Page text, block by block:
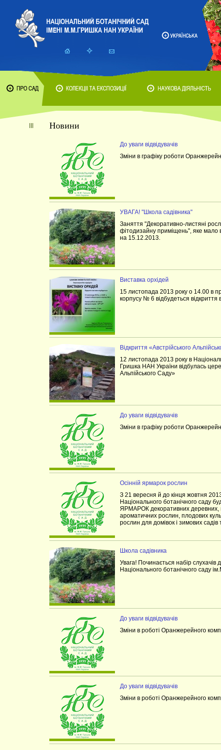
Новини
До уваги відвідувачів
Зміни в графіку роботи
УВАГА! "Школа садівника"
Заняття "Декоративно-листяні
фітодизайну приміщень", яке мало
на 15.12.2013.
Виставка орхідей
15 листопада 2013 року о 14.00 в
корпусу № 6 відбудеться відкриття
Відкриття «Австрійського
12 листопада 2013 року в
Гришка НАН України відбулась
Альпійського Саду»
До уваги відвідувачів
Зміни в графіку роботи
Осінній ярмарок рослин
З 21 вересня й до кінця жовтня 2013
Національного ботанічного саду
ЯРМАРОК декоративних деревних,
ароматичних рослин, плодових
рослин для домівок і зимових садів
Школа садівника
Увага! Починається набір
Національного ботанічного саду
До уваги відвідувачів
Зміни в роботі Оранжерейного
До уваги відвідувачів
Зміни в роботі Оранжерейного